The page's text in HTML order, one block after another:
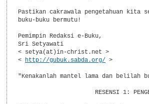
Pastikan cakrawala pengetahuan kita
buku-buku bermutu!
Pemimpin Redaksi e-Buku,
Sri Setyawati
< setya(at)in-christ.net >
<
http://gubuk.sabda.org/ >
"Kenakanlah mantel lama dan belilah
RESENSI 1: